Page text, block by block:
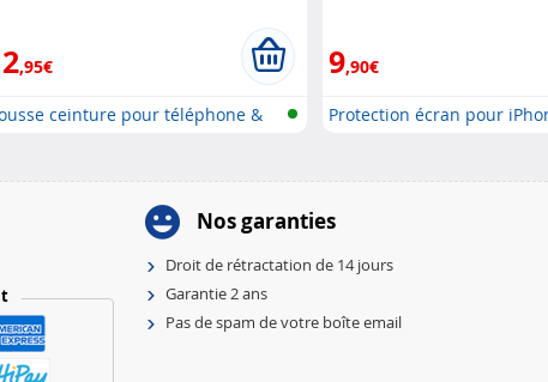
,95€
ceinture pour téléphone &
9,90€
Protection écran pour
Nos garanties
Droit de rétractation de 14 jours
Garantie 2 ans
Pas de spam de votre boîte email